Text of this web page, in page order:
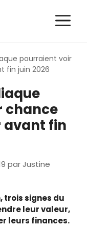
pourraient voir
fin juin 2026
chance
avant fin
parJustine
trois signes du
leur valeur,
leurs finances.